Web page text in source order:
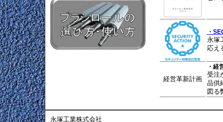
・
永塚
応え
経営革新計画
・経
受注
品供
図る
永塚工業株式会社